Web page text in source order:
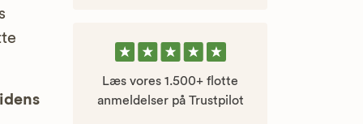
Læs vores 1.500+ flotte
anmeldelser på Trustpilot